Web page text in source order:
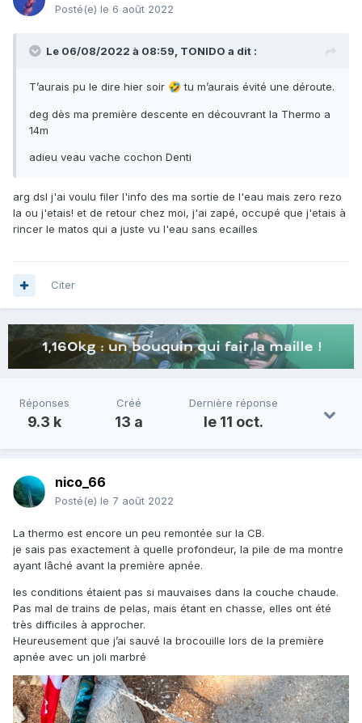
Posté(e) le 6 août 2022
Le 06/08/2022 à 08:59, TONIDO a dit :
T’aurais pu le dire hier soir 🤣 tu m’aurais évité une déroute.
deg dès ma première descente en découvrant la Thermo a
14m
adieu veau vache cochon Denti
arg dsl j'ai voulu filer l'info des ma sortie de l'eau mais zero rezo
la ou j'etais! et de retour chez moi, j'ai zapé, occupé que j'etais à
rincer le matos qui a juste vu l'eau sans ecailles
Citer
Réponses
9.3 k
Créé
13 a
Dernière réponse
le 11 oct.
nico_66
Posté(e) le 7 août 2022
La thermo est encore un peu remontée sur la CB.
je sais pas exactement à quelle profondeur, la pile de ma montre
ayant lâché avant la première apnée.
les conditions étaient pas si mauvaises dans la couche chaude.
Pas mal de trains de pelas, mais étant en chasse, elles ont été
très difficiles à approcher.
Heureusement que j’ai sauvé la brocouille lors de la première
apnée avec un joli marbré